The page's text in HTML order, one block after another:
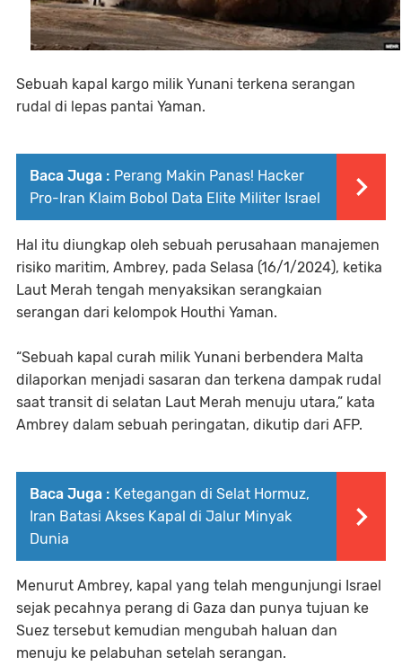
Sebuah kapal kargo milik Yunani terkena serangan
rudal di lepas pantai Yaman.
Baca Juga : Perang Makin Panas! Hacker
Pro-Iran Klaim Bobol Data Elite Militer Israel
Hal itu diungkap oleh sebuah perusahaan manajemen
risiko maritim, Ambrey, pada Selasa (16/1/2024), ketika
Laut Merah tengah menyaksikan serangkaian
serangan dari kelompok Houthi Yaman.
“Sebuah kapal curah milik Yunani berbendera Malta
dilaporkan menjadi sasaran dan terkena dampak rudal
saat transit di selatan Laut Merah menuju utara,” kata
Ambrey dalam sebuah peringatan, dikutip dari AFP.
Baca Juga : Ketegangan di Selat Hormuz,
Iran Batasi Akses Kapal di Jalur Minyak
Dunia
Menurut Ambrey, kapal yang telah mengunjungi Israel
sejak pecahnya perang di Gaza dan punya tujuan ke
Suez tersebut kemudian mengubah haluan dan
menuju ke pelabuhan setelah serangan.